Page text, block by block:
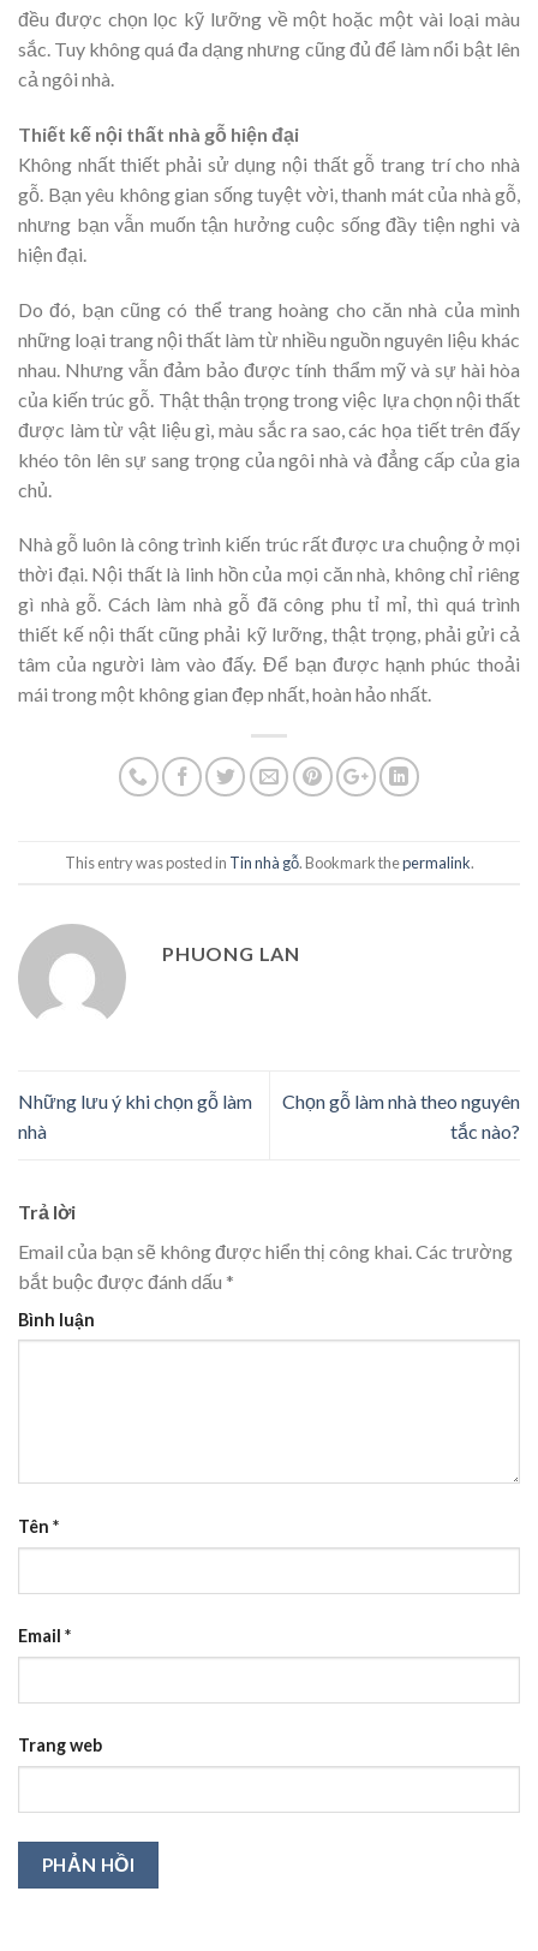
đều được chọn lọc kỹ lưỡng về một hoặc một vài loại màu
sắc. Tuy không quá đa dạng nhưng cũng đủ để làm nổi bật lên
cả ngôi nhà.
Thiết kế nội thất nhà gỗ hiện đại
Không nhất thiết phải sử dụng nội thất gỗ trang trí cho nhà
gỗ. Bạn yêu không gian sống tuyệt vời, thanh mát của nhà gỗ,
nhưng bạn vẫn muốn tận hưởng cuộc sống đầy tiện nghi và
hiện đại.
Do đó, bạn cũng có thể trang hoàng cho căn nhà của mình
những loại trang nội thất làm từ nhiều nguồn nguyên liệu khác
nhau. Nhưng vẫn đảm bảo được tính thẩm mỹ và sự hài hòa
của kiến trúc gỗ. Thật thận trọng trong việc lựa chọn nội thất
được làm từ vật liệu gì, màu sắc ra sao, các họa tiết trên đấy
khéo tôn lên sự sang trọng của ngôi nhà và đẳng cấp của gia
chủ.
Nhà gỗ luôn là công trình kiến trúc rất được ưa chuộng ở mọi
thời đại. Nội thất là linh hồn của mọi căn nhà, không chỉ riêng
gì nhà gỗ. Cách làm nhà gỗ đã công phu tỉ mỉ, thì quá trình
thiết kế nội thất cũng phải kỹ lưỡng, thật trọng, phải gửi cả
tâm của người làm vào đấy. Để bạn được hạnh phúc thoải
mái trong một không gian đẹp nhất, hoàn hảo nhất.
This entry was posted in Tin nhà gỗ. Bookmark thepermalink.
PHUONG LAN
Những lưu ý khi chọn gỗ làm
nhà
Chọn gỗ làm nhà theo nguyên
tắc nào?
Trả lời
Email của bạn sẽ không được hiển thị công khai. Các trường
bắt buộc được đánh dấu *
Bình luận
Tên *
Email *
Trang web